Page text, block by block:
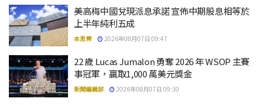
美高梅中國兌現派息承諾 宣佈中期股息相等於
上半年純利五成
本思齊 2026年08月07日 09:47
22 歲 Lucas Jumalon 勇奪 2026 年 WSOP 主賽
事冠軍，贏取1,000 萬美元獎金
新聞編輯部 2026年08月07日 09:30